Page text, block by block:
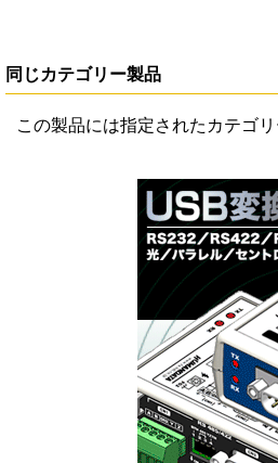
同じカテゴリー製品
この製品には指定されたカテゴ